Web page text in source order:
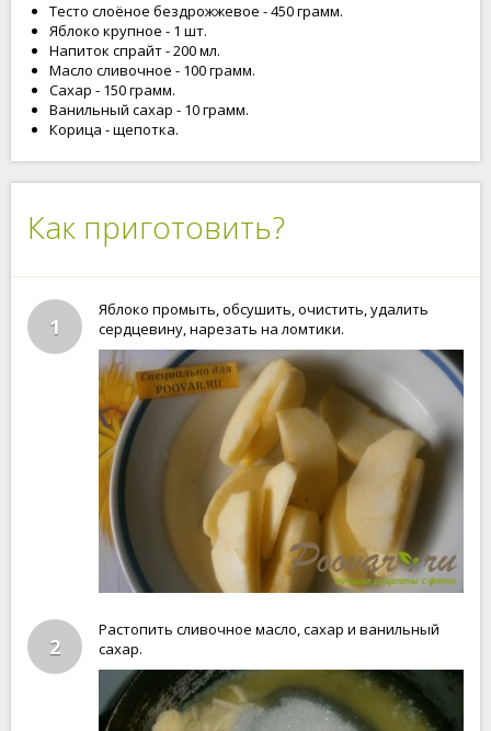
Тесто слоёное бездрожжевое - 450 грамм.
Яблоко крупное - 1 шт.
Напиток спрайт - 200 мл.
Масло сливочное - 100 грамм.
Сахар - 150 грамм.
Ванильный сахар - 10 грамм.
Корица - щепотка.
Как приготовить?
1
Яблоко промыть, обсушить, очистить, удалить
сердцевину, нарезать на ломтики.
2
Растопить сливочное масло, сахар и ванильный
сахар.